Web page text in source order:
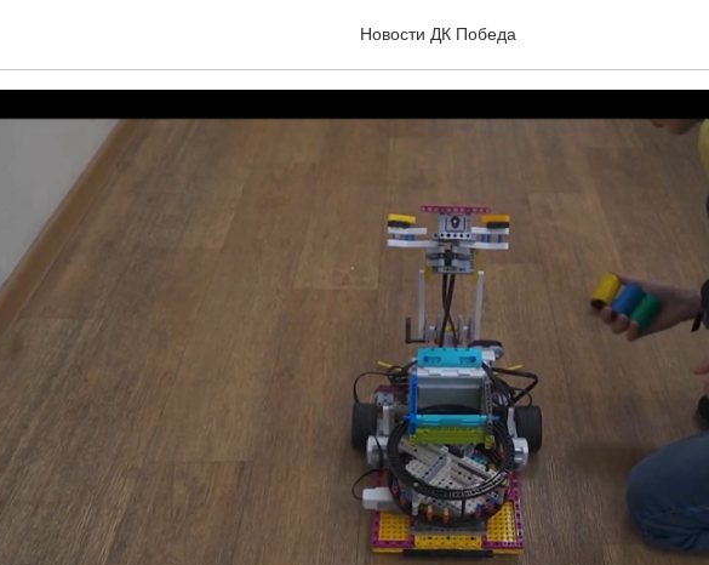
Новости ДК Победа
"Фокус Мозга" на фестивале